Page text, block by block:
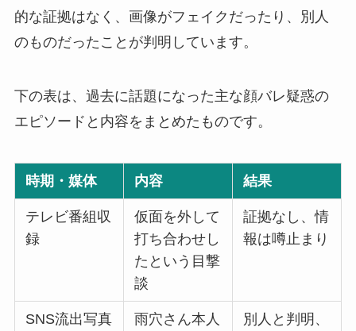
的な証拠はなく、画像がフェイクだったり、別人
のものだったことが判明しています。
下の表は、過去に話題になった主な顔バレ疑惑の
エピソードと内容をまとめたものです。
時期・媒体 内容 結果
テレビ番組収
録
仮面を外して
打ち合わせし
たという目撃
談
証拠なし、情
報は噂止まり
SNS流出写真
雨穴さん本人
別人と判明、